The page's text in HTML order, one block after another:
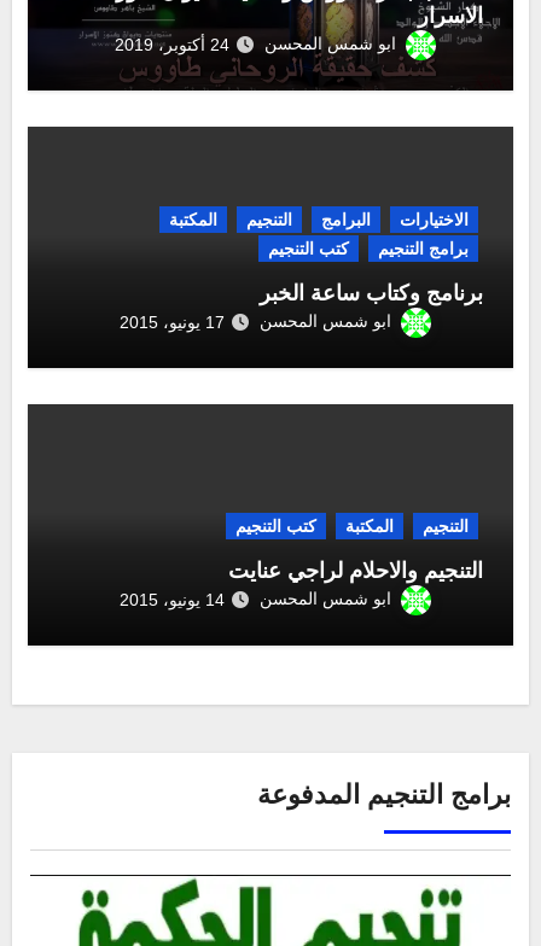
الاسرار
ابو شمس المحسن 24 أكتوبر، 2019
الاختيارات البرامج التنجيم
المكتبة
برامج التنجيم
كتب التنجيم
برنامج وكتاب ساعة الخبر
ابو شمس المحسن 17 يونيو، 2015
التنجيم المكتبة كتب التنجيم
التنجيم والاحلام لراجي عنايت
ابو شمس المحسن 14 يونيو، 2015
برامج التنجيم المدفوعة